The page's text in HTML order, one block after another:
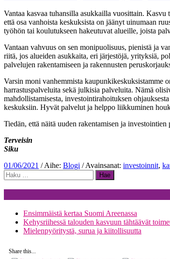
Vantaa kasvaa tuhansilla asukkailla vuosittain. Kasvu
että osa vanhoista keskuksista on jäänyt uinumaan
työhön tai koulutukseen hakeutuvat alueille, joista
Vantaan vahvuus on sen monipuolisuus, pienistä ja
riitä, jos alueiden asukkaita, eri järjestöjä, yrityksiä,
palvelujen rakentamiseen ja rakennusten
Varsin moni vanhemmista kaupunkikeskuksistamme
harrastuspalveluita sekä julkisia palveluita. Nämä
mahdollistamisesta, investointirahoituksen
keskuksiin. Hyvät palvelut ja helppo liikkuminen
Tiedän, että näitä uuden rakentamisen ja
Terveisin
Siku
01/06/2021 / Aihe: Blogi / Avainsanat: investoinnit,
Haku:
Ensimmäistä kertaa Suomi Areenassa
Kehysriihessä talouden kasvuun tähtäävät
Mielenpyöritystä, surua ja kiitollisuutta
Share this...